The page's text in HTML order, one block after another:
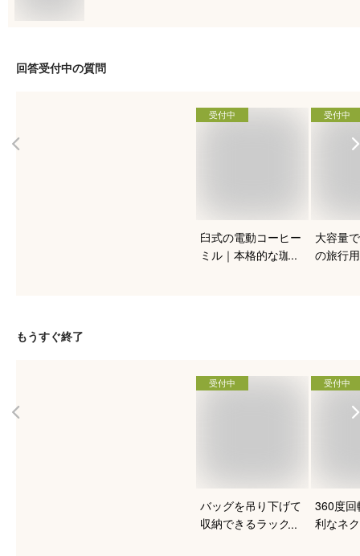
回答受付中の質問
受付中
臼式の電動コーヒー
ミル｜本格的な珈琲
受付中
大容量
の旅行
もうすぐ終了
受付中
バッグを吊り下げて
収納できるラックの
受付中
360度回
利なネ